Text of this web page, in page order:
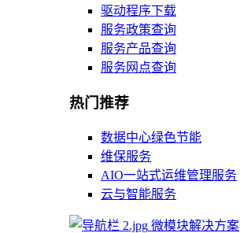
驱动程序下载
服务政策查询
服务产品查询
服务网点查询
热门推荐
数据中心绿色节能
维保服务
AIO一站式运维管理服务
云与智能服务
微模块解决方案